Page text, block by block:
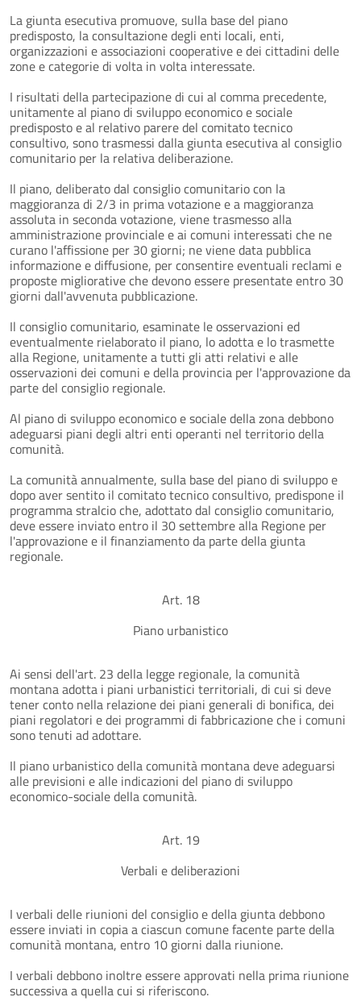
La giunta esecutiva promuove, sulla base del piano
predisposto, la consultazione degli enti locali, enti,
organizzazioni e associazioni cooperative e dei cittadini delle
zone e categorie di volta in volta interessate.
I risultati della partecipazione di cui al comma precedente,
unitamente al piano di sviluppo economico e sociale
predisposto e al relativo parere del comitato tecnico
consultivo, sono trasmessi dalla giunta esecutiva al consiglio
comunitario per la relativa deliberazione.
Il piano, deliberato dal consiglio comunitario con la
maggioranza di 2/3 in prima votazione e a maggioranza
assoluta in seconda votazione, viene trasmesso alla
amministrazione provinciale e ai comuni interessati che ne
curano l'affissione per 30 giorni; ne viene data pubblica
informazione e diffusione, per consentire eventuali reclami e
proposte migliorative che devono essere presentate entro 30
giorni dall'avvenuta pubblicazione.
Il consiglio comunitario, esaminate le osservazioni ed
eventualmente rielaborato il piano, lo adotta e lo trasmette
alla Regione, unitamente a tutti gli atti relativi e alle
osservazioni dei comuni e della provincia per l'approvazione da
parte del consiglio regionale.
Al piano di sviluppo economico e sociale della zona debbono
adeguarsi piani degli altri enti operanti nel territorio della
comunità.
La comunità annualmente, sulla base del piano di sviluppo e
dopo aver sentito il comitato tecnico consultivo, predispone il
programma stralcio che, adottato dal consiglio comunitario,
deve essere inviato entro il 30 settembre alla Regione per
l'approvazione e il finanziamento da parte della giunta
regionale.
Art. 18
Piano urbanistico
Ai sensi dell'art. 23 della legge regionale, la comunità
montana adotta i piani urbanistici territoriali, di cui si deve
tener conto nella relazione dei piani generali di bonifica, dei
piani regolatori e dei programmi di fabbricazione che i comuni
sono tenuti ad adottare.
Il piano urbanistico della comunità montana deve adeguarsi
alle previsioni e alle indicazioni del piano di sviluppo
economico-sociale della comunità.
Art. 19
Verbali e deliberazioni
I verbali delle riunioni del consiglio e della giunta debbono
essere inviati in copia a ciascun comune facente parte della
comunità montana, entro 10 giorni dalla riunione.
I verbali debbono inoltre essere approvati nella prima riunione
successiva a quella cui si riferiscono.